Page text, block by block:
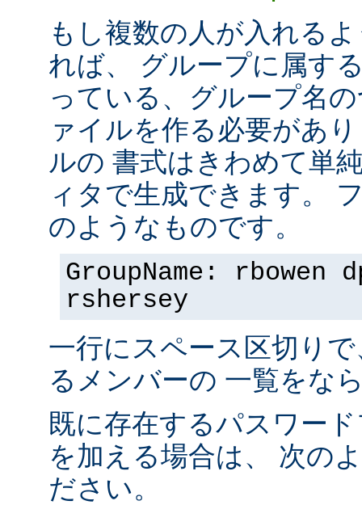
もし複数の人が入れる
れば、 グループに属す
っている、グループ名
ァイルを作る必要があ
ルの 書式はきわめて単
ィタで生成できます。
のようなものです。
GroupName: rbowen
rshersey
一行にスペース区切り
るメンバーの 一覧をな
既に存在するパスワー
を加える場合は、 次の
ださい。